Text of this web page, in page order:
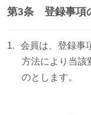
第3条 登録事項
会員は、登録事
方法により当該
のとします。